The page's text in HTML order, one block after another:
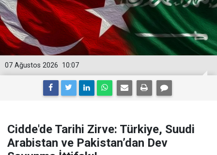
10:07
07 Ağustos 2026
Cidde'de Tarihi Zirve: Türkiye, Suudi
Arabistan ve Pakistan’dan Dev